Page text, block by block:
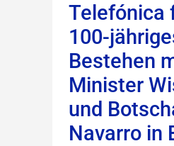
Telefónica
100-
Bestehen
Minister
und
Navarro in